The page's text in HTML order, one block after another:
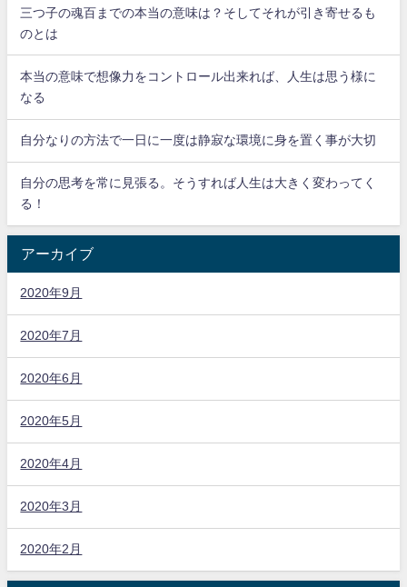
三つ子の魂百までの本当の意味は？そしてそれが引き寄せるも
のとは
本当の意味で想像力をコントロール出来れば、人生は思う様に
なる
自分なりの方法で一日に一度は静寂な環境に身を置く事が大切
自分の思考を常に見張る。そうすれば人生は大きく変わってく
る！
アーカイブ
2020年9月
2020年7月
2020年6月
2020年5月
2020年4月
2020年3月
2020年2月